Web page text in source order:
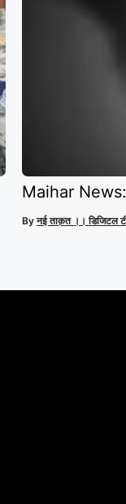
Maihar News:
Byनई ताक़त ।। डिजिटल